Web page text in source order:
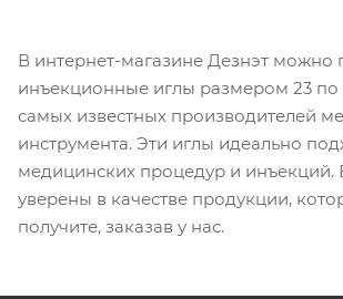
В интернет-магазине Дезнэт можно
инъекционные иглы размером 23
самых известных производителей
инструмента. Эти иглы идеально
медицинских процедур и
уверены в качестве продукции,
получите, заказав у нас.